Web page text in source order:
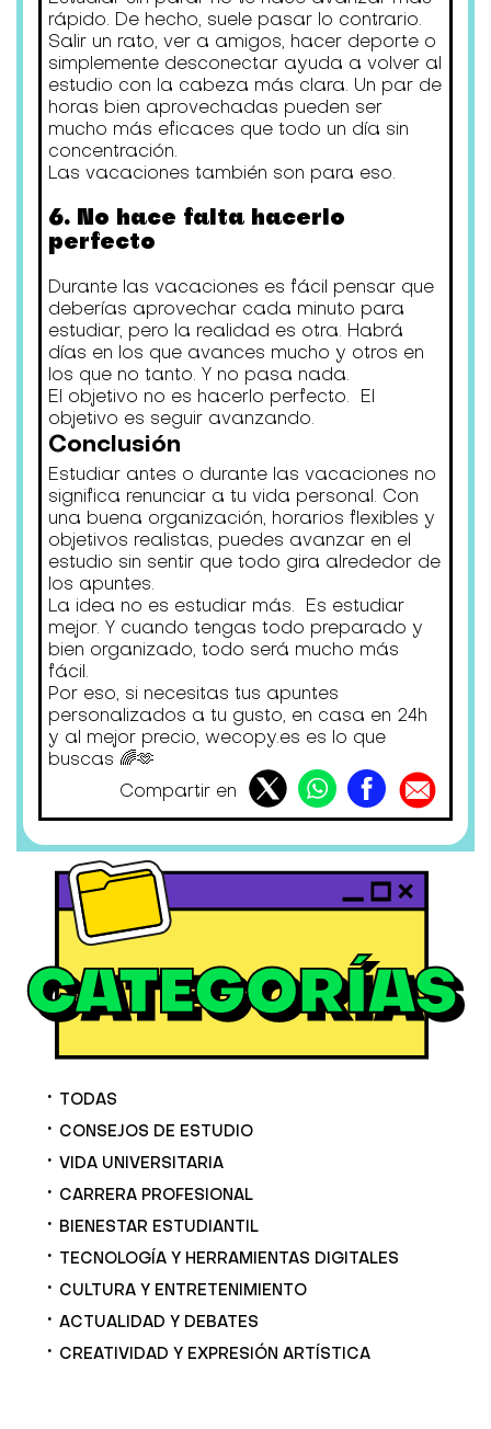
rápido. De hecho, suele pasar lo contrario.
Salir un rato, ver a amigos, hacer deporte o
simplemente desconectar ayuda a volver al
estudio con la cabeza más clara. Un par de
horas bien aprovechadas pueden ser
mucho más eficaces que todo un día sin
concentración.
Las vacaciones también son para eso.
6. No hace falta hacerlo
perfecto
Durante las vacaciones es fácil pensar que
deberías aprovechar cada minuto para
estudiar, pero la realidad es otra. Habrá
días en los que avances mucho y otros en
los que no tanto. Y no pasa nada.
El objetivo no es hacerlo perfecto. El
objetivo es seguir avanzando.
Conclusión
Estudiar antes o durante las vacaciones no
significa renunciar a tu vida personal. Con
una buena organización, horarios flexibles y
objetivos realistas, puedes avanzar en el
estudio sin sentir que todo gira alrededor de
los apuntes.
La idea no es estudiar más. Es estudiar
mejor. Y cuando tengas todo preparado y
bien organizado, todo será mucho más
fácil.
Por eso, si necesitas tus apuntes
personalizados a tu gusto, en casa en 24h
y al mejor precio, wecopy.es es lo que
buscas 🌈🫶
Compartir en
TODAS
CONSEJOS DE ESTUDIO
VIDA UNIVERSITARIA
CARRERA PROFESIONAL
BIENESTAR ESTUDIANTIL
TECNOLOGÍA Y HERRAMIENTAS DIGITALES
CULTURA Y ENTRETENIMIENTO
ACTUALIDAD Y DEBATES
CREATIVIDAD Y EXPRESIÓN ARTÍSTICA